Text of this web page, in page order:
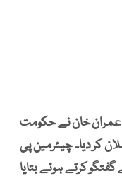
عمران خان نے حکومت
کر دیا۔ چیئرمین پی
کرتے ہوئے بتایا